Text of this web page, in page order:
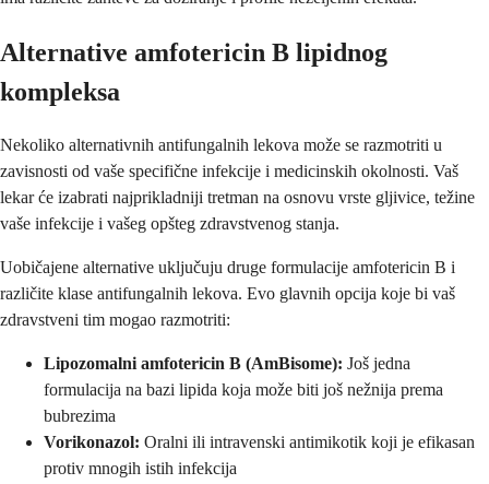
Alternative amfotericin B lipidnog
kompleksa
Nekoliko alternativnih antifungalnih lekova može se razmotriti u
zavisnosti od vaše specifične infekcije i medicinskih okolnosti. Vaš
lekar će izabrati najprikladniji tretman na osnovu vrste gljivice, težine
vaše infekcije i vašeg opšteg zdravstvenog stanja.
Uobičajene alternative uključuju druge formulacije amfotericin B i
različite klase antifungalnih lekova. Evo glavnih opcija koje bi vaš
zdravstveni tim mogao razmotriti:
Lipozomalni amfotericin B (AmBisome): Još jedna
formulacija na bazi lipida koja može biti još nežnija prema
bubrezima
Vorikonazol: Oralni ili intravenski antimikotik koji je efikasan
protiv mnogih istih infekcija